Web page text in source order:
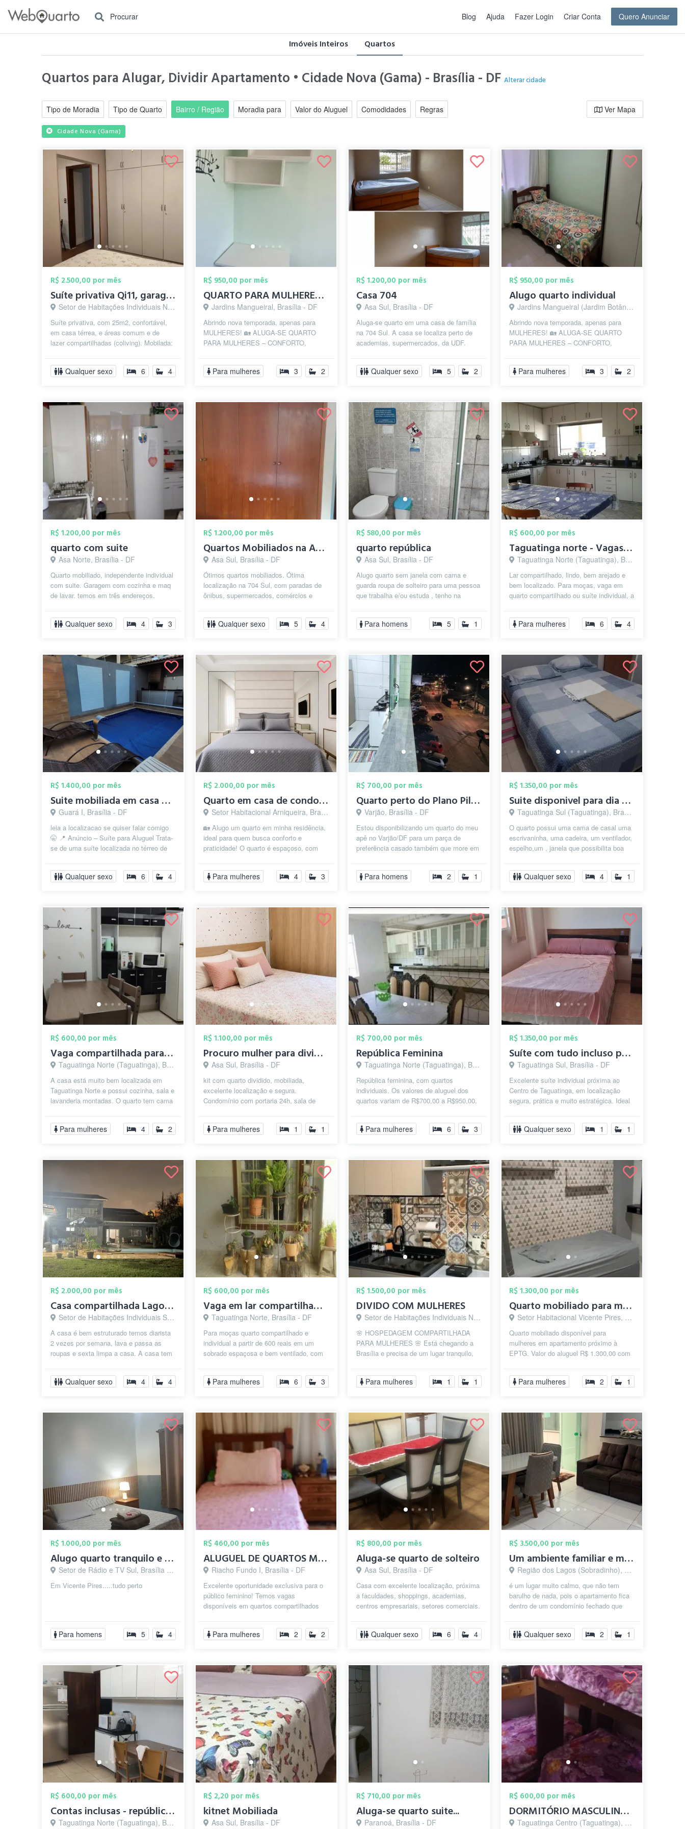
Procurar Blog Ajuda Fazer Login Criar Conta Quero Anunciar
Imóveis Inteiros Quartos
Quartos para Alugar, Dividir Apartamento • Cidade Nova (Gama) - Brasília - DFAlterar cidade
Tipo de Moradia Tipo de Quarto Bairro / Região Moradia para Valor do Aluguel Comodidades Regras Ver Mapa
Cidade Nova (Gama)
R$ 2.500,00 por mês
Suíte privativa Qi11, garagem, mobília, ...
Setor de Habitações Individuais Norte, Brasília - DF
Suíte privativa, com 25m2, confortável,
em casa térrea, e áreas comum e de
lazer compartilhadas (coliving). Mobilada:
Qualquer sexo 6 4
R$ 950,00 por mês
QUARTO PARA MULHERES – CONFORTO, SEGURAN...
Jardins Mangueiral, Brasília - DF
Abrindo nova temporada, apenas para
MULHERES! 🏡 ALUGA-SE QUARTO
PARA MULHERES – CONFORTO,
Quarto solteiro mobiliado com ...
Para mulheres 3 2
R$ 1.200,00 por mês
Casa 704
Asa Sul, Brasília - DF
Aluga-se quarto em uma casa de família
na 704 Sul. A casa se localiza perto de
academias, supermercados, da UDF.
Qualquer sexo 5 2
R$ 950,00 por mês
Alugo quarto individual
Jardins Mangueiral (Jardim Botânico), Brasília - DF
Abrindo nova temporada, apenas para
MULHERES! 🏡 ALUGA-SE QUARTO
PARA MULHERES – CONFORTO,
Quarto solteiro mobiliado com ...
Para mulheres 3 2
R$ 1.200,00 por mês
quarto com suite
Asa Norte, Brasília - DF
Quarto mobiliado, independente individual
com suite. Garagem com cozinha e maq
de lavar. temos em três endereços.
Qualquer sexo 4 3
R$ 1.200,00 por mês
Quartos Mobiliados na Asa Sul
Asa Sul, Brasília - DF
Ótimos quartos mobiliados. Ótima
localização na 704 Sul, com paradas de
ônibus, supermercados, comércios e
UDF.
Qualquer sexo 5 4
R$ 580,00 por mês
quarto república
Asa Sul, Brasília - DF
Alugo quarto sem janela com cama e
guarda roupa de solteiro para uma pessoa
que trabalha e/ou estuda , tenho na
Para homens 5 1
R$ 600,00 por mês
Taguatinga norte - Vagas para moças - Pe...
Taguatinga Norte (Taguatinga), Brasília - DF
Lar compartilhado, lindo, bem arejado e
bem localizado. Para moças, vaga em
quarto compartilhado ou suíte individual, a
Para mulheres 6 4
R$ 1.400,00 por mês
Suite mobiliada em casa com piscina e ch...
Guará I, Brasília - DF
leia a localizacao se quiser falar comigo
🤫 📍 Anúncio – Suíte para Aluguel Trata-
se de uma suíte localizada no térreo de
Qualquer sexo 6 4
R$ 2.000,00 por mês
Quarto em casa de condomínio
Setor Habitacional Arniqueira, Brasília - DF
🏡 Alugo um quarto em minha residência,
ideal para quem busca conforto e
praticidade! O quarto é espaçoso, com
Para mulheres 4 3
R$ 700,00 por mês
Quarto perto do Plano Piloto
Varjão, Brasília - DF
Estou disponibilizando um quarto do meu
apê no Varjão/DF para um parça de
preferência casado também que more em
Para homens 2 1
R$ 1.350,00 por mês
Suite disponivel para dia 27 de Agosto
Taguatinga Sul (Taguatinga), Brasília - DF
O quarto possui uma cama de casal uma
escrivaninha, uma cadeira, um ventilador,
espelho,um , janela que possibilita boa
Qualquer sexo 4 1
R$ 600,00 por mês
Vaga compartilhada para mulheres - conta...
Taguatinga Norte (Taguatinga), Brasília - DF
A casa está muito bem localizada em
Taguatinga Norte e possui cozinha, sala e
lavanderia montadas. O quarto tem cama
Para mulheres 4 2
R$ 1.100,00 por mês
Procuro mulher para dividir aluguel.
Asa Sul, Brasília - DF
kit com quarto dividido, mobiliada,
excelente localização e segura.
Condomínio com portaria 24h, sala de
Procuro...
Para mulheres 1 1
R$ 700,00 por mês
República Feminina
Taguatinga Norte (Taguatinga), Brasília - DF
República feminina, com quartos
individuais. Os valores de aluguel dos
quartos variam de R$700,00 a R$950,00.
Para mulheres 6 3
R$ 1.350,00 por mês
Suíte com tudo incluso próximo ao Centro...
Taguatinga Sul, Brasília - DF
Excelente suíte individual próxima ao
Centro de Taguatinga, em localização
segura, prática e muito estratégica. Ideal
Qualquer sexo 1 1
R$ 2.000,00 por mês
Casa compartilhada Lago Sul
Setor de Habitações Individuais Sul, Brasília - DF
A casa é bem estruturado temos diarista
2 vezes por semana, lava e passa as
roupas e sexta limpa a casa. A casa tem
Qualquer sexo 4 4
R$ 600,00 por mês
Vaga em lar compartilhado - Taguatinga n...
Taguatinga Norte, Brasília - DF
Para moças quarto compartilhado e
individual a partir de 600 reais em um
sobrado espaçosa e bem ventilado, com
...
Para mulheres 6 3
R$ 1.500,00 por mês
DIVIDO COM MULHERES
Setor de Habitações Individuais Norte, Brasília - DF
🌸 HOSPEDAGEM COMPARTILHADA
PARA MULHERES 🌸 Está chegando a
Brasília e precisa de um lugar tranquilo,
moradia...
Para mulheres 1 1
R$ 1.300,00 por mês
Quarto mobiliado para mulheres em Vicent...
Setor Habitacional Vicente Pires, Brasília - DF
Quarto mobiliado disponível para
mulheres em apartamento próximo à
EPTG. Valor do aluguel R$ 1.300,00 com
exceção da e...
Para mulheres 2 1
R$ 1.000,00 por mês
Alugo quarto tranquilo e seguro em Vicen...
Setor de Rádio e TV Sul, Brasília - DF
Em Vicente Pires.....tudo perto
Para homens 5 4
R$ 460,00 por mês
ALUGUEL DE QUARTOS MULHERES
Riacho Fundo I, Brasília - DF
Excelente oportunidade exclusiva para o
público feminino! Temos vagas
disponíveis em quartos compartilhados
quar...
Para mulheres 2 2
R$ 800,00 por mês
Aluga-se quarto de solteiro
Asa Sul, Brasília - DF
Casa com excelente localização, próxima
a faculdades, shoppings, academias,
centros empresariais, setores comerciais.
Qualquer sexo 6 4
R$ 3.500,00 por mês
Um ambiente familiar e muito calmo, sem ...
Região dos Lagos (Sobradinho), Brasília - DF
é um lugar muito calmo, que não tem
barulho de nada, pois o apartamento fica
dentro de um condomínio fechado que
ambiente...
Qualquer sexo 2 1
R$ 600,00 por mês
Contas inclusas - república feminina
Taguatinga Norte (Taguatinga), Brasília - DF
R$ 2,20 por mês
kitnet Mobiliada
Asa Sul, Brasília - DF
R$ 710,00 por mês
Aluga-se quarto suite...
Paranoá, Brasília - DF
R$ 600,00 por mês
DORMITÓRIO MASCULINO ( 61981786123 / TA...
Taguatinga Centro (Taguatinga), Brasília - DF